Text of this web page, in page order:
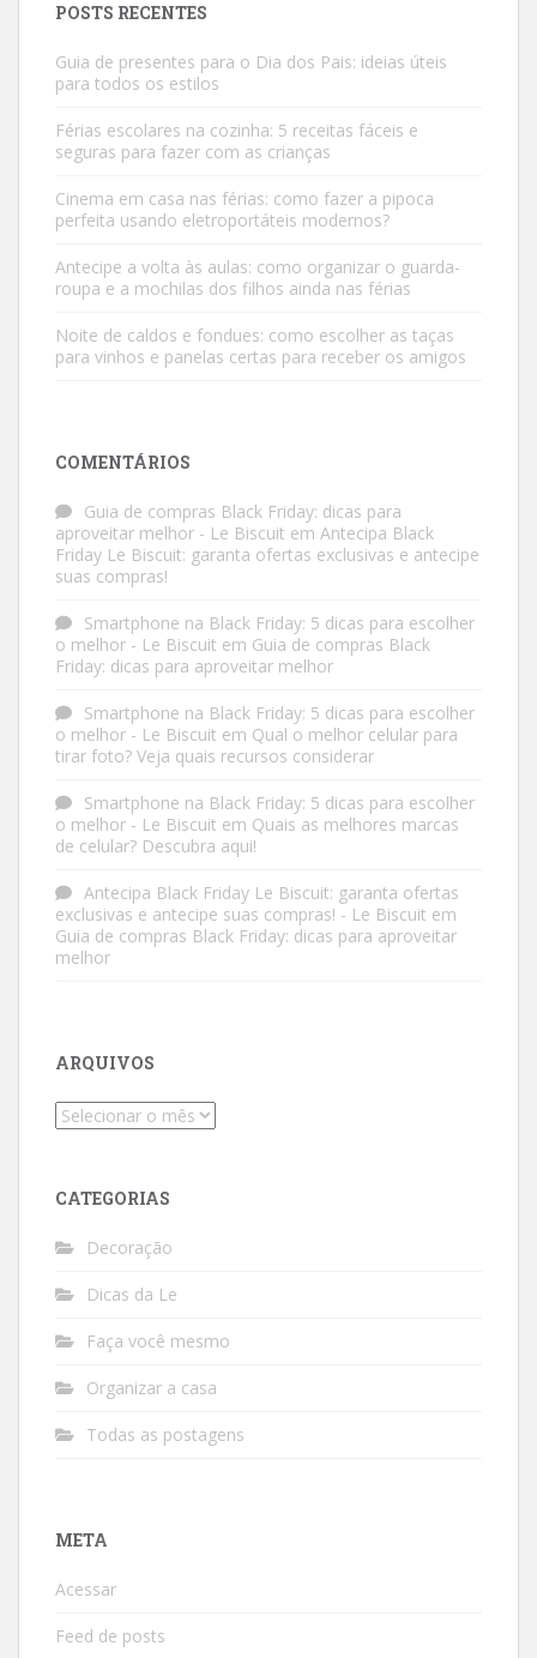
POSTS RECENTES
Guia de presentes para o Dia dos Pais: ideias úteis
para todos os estilos
Férias escolares na cozinha: 5 receitas fáceis e
seguras para fazer com as crianças
Cinema em casa nas férias: como fazer a pipoca
perfeita usando eletroportáteis modernos?
Antecipe a volta às aulas: como organizar o guarda-
roupa e a mochilas dos filhos ainda nas férias
Noite de caldos e fondues: como escolher as taças
para vinhos e panelas certas para receber os amigos
COMENTÁRIOS
Guia de compras Black Friday: dicas para
aproveitar melhor - Le Biscuit em Antecipa Black
Friday Le Biscuit: garanta ofertas exclusivas e antecipe
suas compras!
Smartphone na Black Friday: 5 dicas para escolher
o melhor - Le Biscuit em Guia de compras Black
Friday: dicas para aproveitar melhor
Smartphone na Black Friday: 5 dicas para escolher
o melhor - Le Biscuit em Qual o melhor celular para
tirar foto? Veja quais recursos considerar
Smartphone na Black Friday: 5 dicas para escolher
o melhor - Le Biscuit em Quais as melhores marcas
de celular? Descubra aqui!
Antecipa Black Friday Le Biscuit: garanta ofertas
exclusivas e antecipe suas compras! - Le Biscuit em
Guia de compras Black Friday: dicas para aproveitar
melhor
ARQUIVOS
Arquivos
CATEGORIAS
Decoração
Dicas da Le
Faça você mesmo
Organizar a casa
Todas as postagens
META
Acessar
Feed de posts